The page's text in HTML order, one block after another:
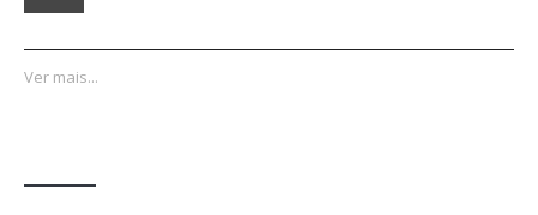
Ver mais...